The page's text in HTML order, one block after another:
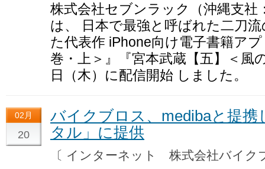
株式会社セブンラック（沖縄支社
は、 日本で最強と呼ばれた二刀
た代表作 iPhone向け電子書籍ア
巻・上＞』『宮本武蔵【五】＜風
日（木）に配信開始 しました。
02月
20
バイクブロス、medibaと提
タル」に提供
〔 インターネット 株式会社バイ